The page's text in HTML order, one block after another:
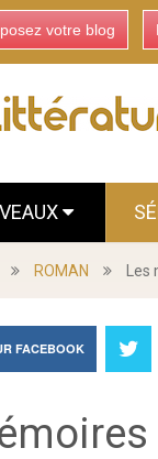
votre blog
ROMAN
FACEBOOK